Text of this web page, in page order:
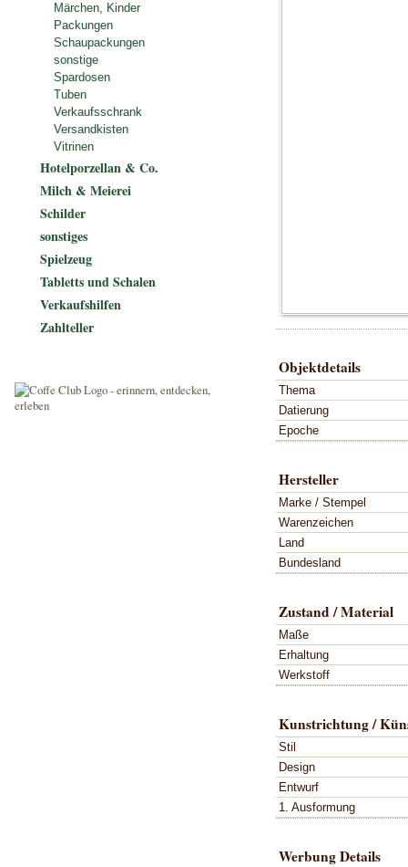
Objektdetails
Thema
Datierung
Epoche
Hersteller
Marke / Stempel
Warenzeichen
Land
Bundesland
Zustand / Material
Maße
Erhaltung
Werkstoff
Kunstrichtung /
Stil
Design
Entwurf
1. Ausformung
Werbung Details
Märchen, Kinder
Packungen
Schaupackungen
sonstige
Spardosen
Tuben
Verkaufsschrank
Versandkisten
Vitrinen
Hotelporzellan & Co.
Milch & Meierei
Schilder
sonstiges
Spielzeug
Tabletts und Schalen
Verkaufshilfen
Zahlteller